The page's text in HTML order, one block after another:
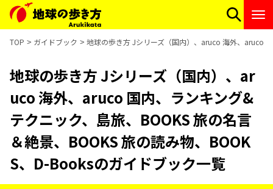
TOP ガイドブック 地球の歩き方 Jシリーズ（国内）、aruco 海外、aruco
地球の歩き方 Jシリーズ（国内）、ar
uco 海外、aruco 国内、ランキング&
テクニック、島旅、BOOKS 旅の名言
＆絶景、BOOKS 旅の読み物、BOOK
S、D-Booksのガイドブック一覧